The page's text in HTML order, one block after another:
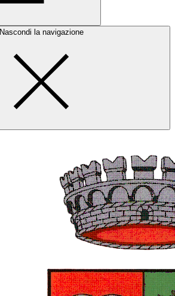
Nascondi la navigazione